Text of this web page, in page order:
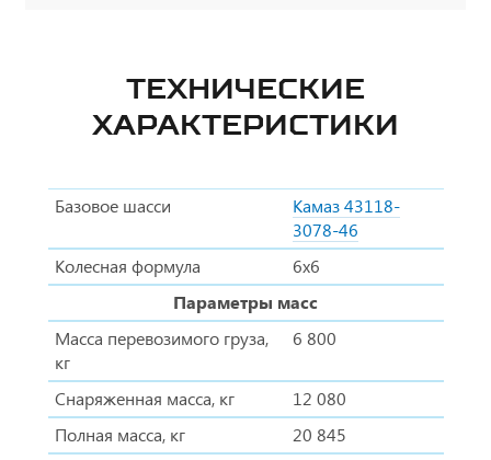
ТЕХНИЧЕСКИЕ
ХАРАКТЕРИСТИКИ
Базовое шасси
Камаз 43118-
3078-46
Колесная формула
6х6
Параметры масс
Масса перевозимого груза,
кг
6 800
Снаряженная масса, кг
12 080
Полная масса, кг
20 845